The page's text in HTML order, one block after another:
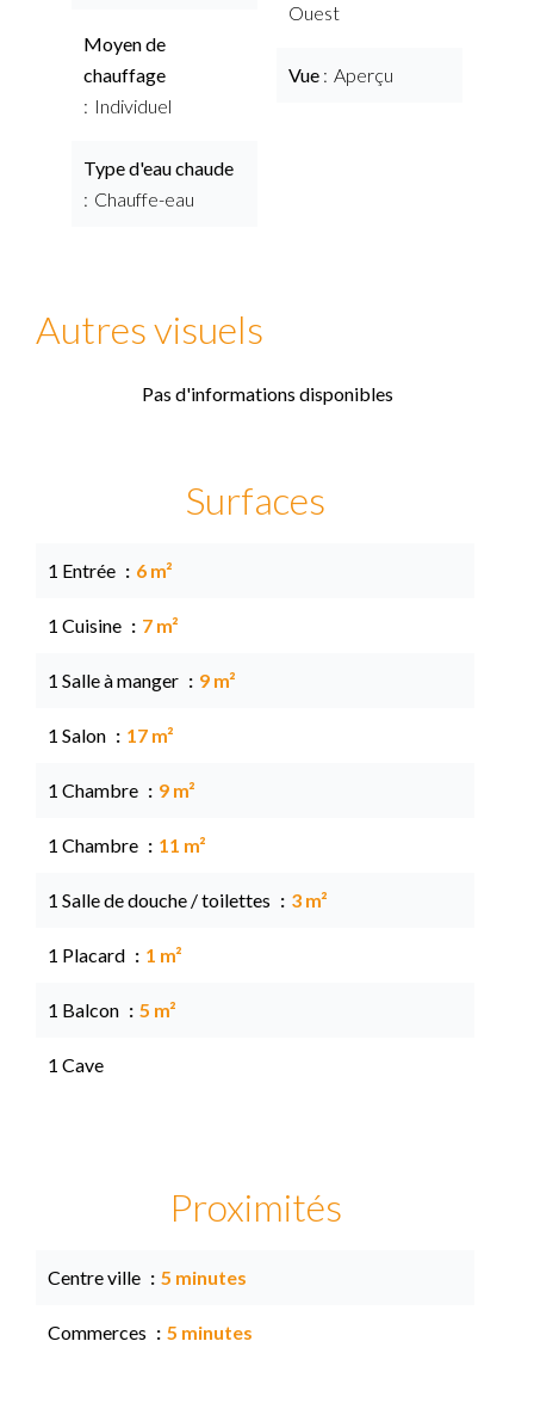
Moyen de
chauffage
Individuel
Type d'eau chaude
Chauffe-eau
Ouest
Vue Aperçu
Autres visuels
Pas d'informations disponibles
Surfaces
1 Entrée 6 m²
1 Cuisine 7 m²
1 Salle à manger 9 m²
1 Salon 17 m²
1 Chambre 9 m²
1 Chambre 11 m²
1 Salle de douche / toilettes 3 m²
1 Placard 1 m²
1 Balcon 5 m²
1 Cave
Proximités
Centre ville 5 minutes
Commerces 5 minutes